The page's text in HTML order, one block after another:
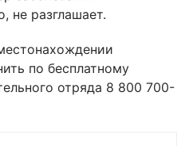
не разглашает.
по бесплатному
отряда 8 800 700-